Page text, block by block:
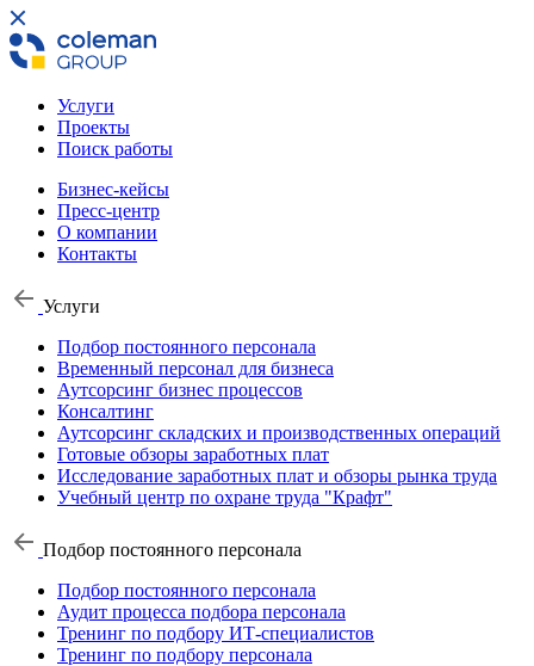
Услуги
Проекты
Поиск работы
Бизнес-кейсы
Пресс-центр
О компании
Контакты
Услуги
Подбор постоянного персонала
Временный персонал для бизнеса
Аутсорсинг бизнес процессов
Консалтинг
Аутсорсинг складских и производственных операций
Готовые обзоры заработных плат
Исследование заработных плат и обзоры рынка труда
Учебный центр по охране труда "Крафт"
Подбор постоянного персонала
Подбор постоянного персонала
Аудит процесса подбора персонала
Тренинг по подбору ИТ-специалистов
Тренинг по подбору персонала